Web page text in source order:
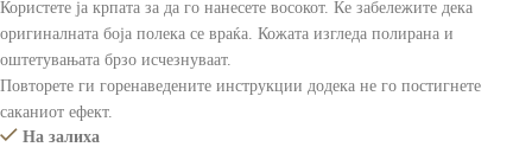
Користете ја крпата за да го нанесете восокот. Ќе забележите дека
оригиналната боја полека се враќа. Кожата изгледа полирана и
оштетувањата брзо исчезнуваат.
Повторете ги горенаведените инструкции додека не го постигнете
саканиот ефект.
На залиха